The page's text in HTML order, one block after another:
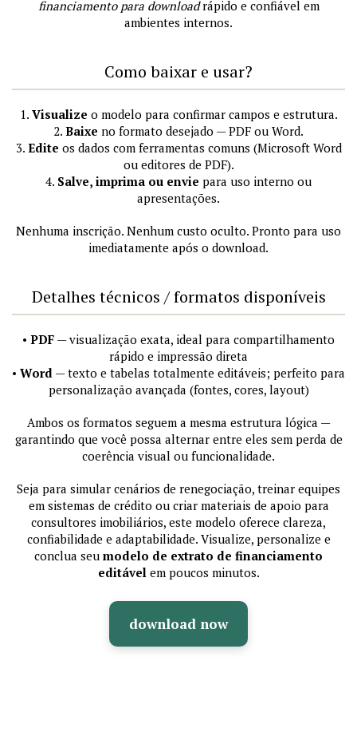
financiamento para downloadrápido e confiável em
ambientes internos.
Como baixar e usar?
1. Visualize o modelo para confirmar campos e estrutura.
2. Baixe no formato desejado — PDF ou Word.
3. Edite os dados com ferramentas comuns (Microsoft Word
ou editores de PDF).
4. Salve, imprima ou envie para uso interno ou
apresentações.
Nenhuma inscrição. Nenhum custo oculto. Pronto para uso
imediatamente após o download.
Detalhes técnicos / formatos disponíveis
• PDF — visualização exata, ideal para compartilhamento
rápido e impressão direta
• Word — texto e tabelas totalmente editáveis; perfeito para
personalização avançada (fontes, cores, layout)
Ambos os formatos seguem a mesma estrutura lógica —
garantindo que você possa alternar entre eles sem perda de
coerência visual ou funcionalidade.
Seja para simular cenários de renegociação, treinar equipes
em sistemas de crédito ou criar materiais de apoio para
consultores imobiliários, este modelo oferece clareza,
confiabilidade e adaptabilidade. Visualize, personalize e
conclua seu modelo de extrato de financiamento
editávelem poucos minutos.
download now